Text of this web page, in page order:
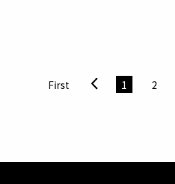
年就可以出來當老大了！4、二名
有！加害者林生的媽媽到今天為
舉代表他們在法院説一套，實際
銀板是在物流分揀過程中，因重
入張先生的包裹，最終被誤投遞
板，原定近日送達，卻遲遲未見
First 1 2